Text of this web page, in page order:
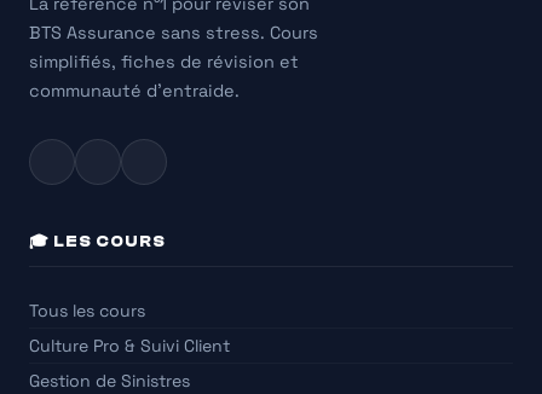
gestion des sinistres à la
souscription des contrats, en
commercialisation des
de ces métiers requiert des
carrière intéressantes et
BTS Assurance sans stress. Cours
simplifiés, fiches de révision et
communauté d'entraide.
🎓 LES COURS
Tous les cours
Culture Pro & Suivi Client
Gestion de Sinistres